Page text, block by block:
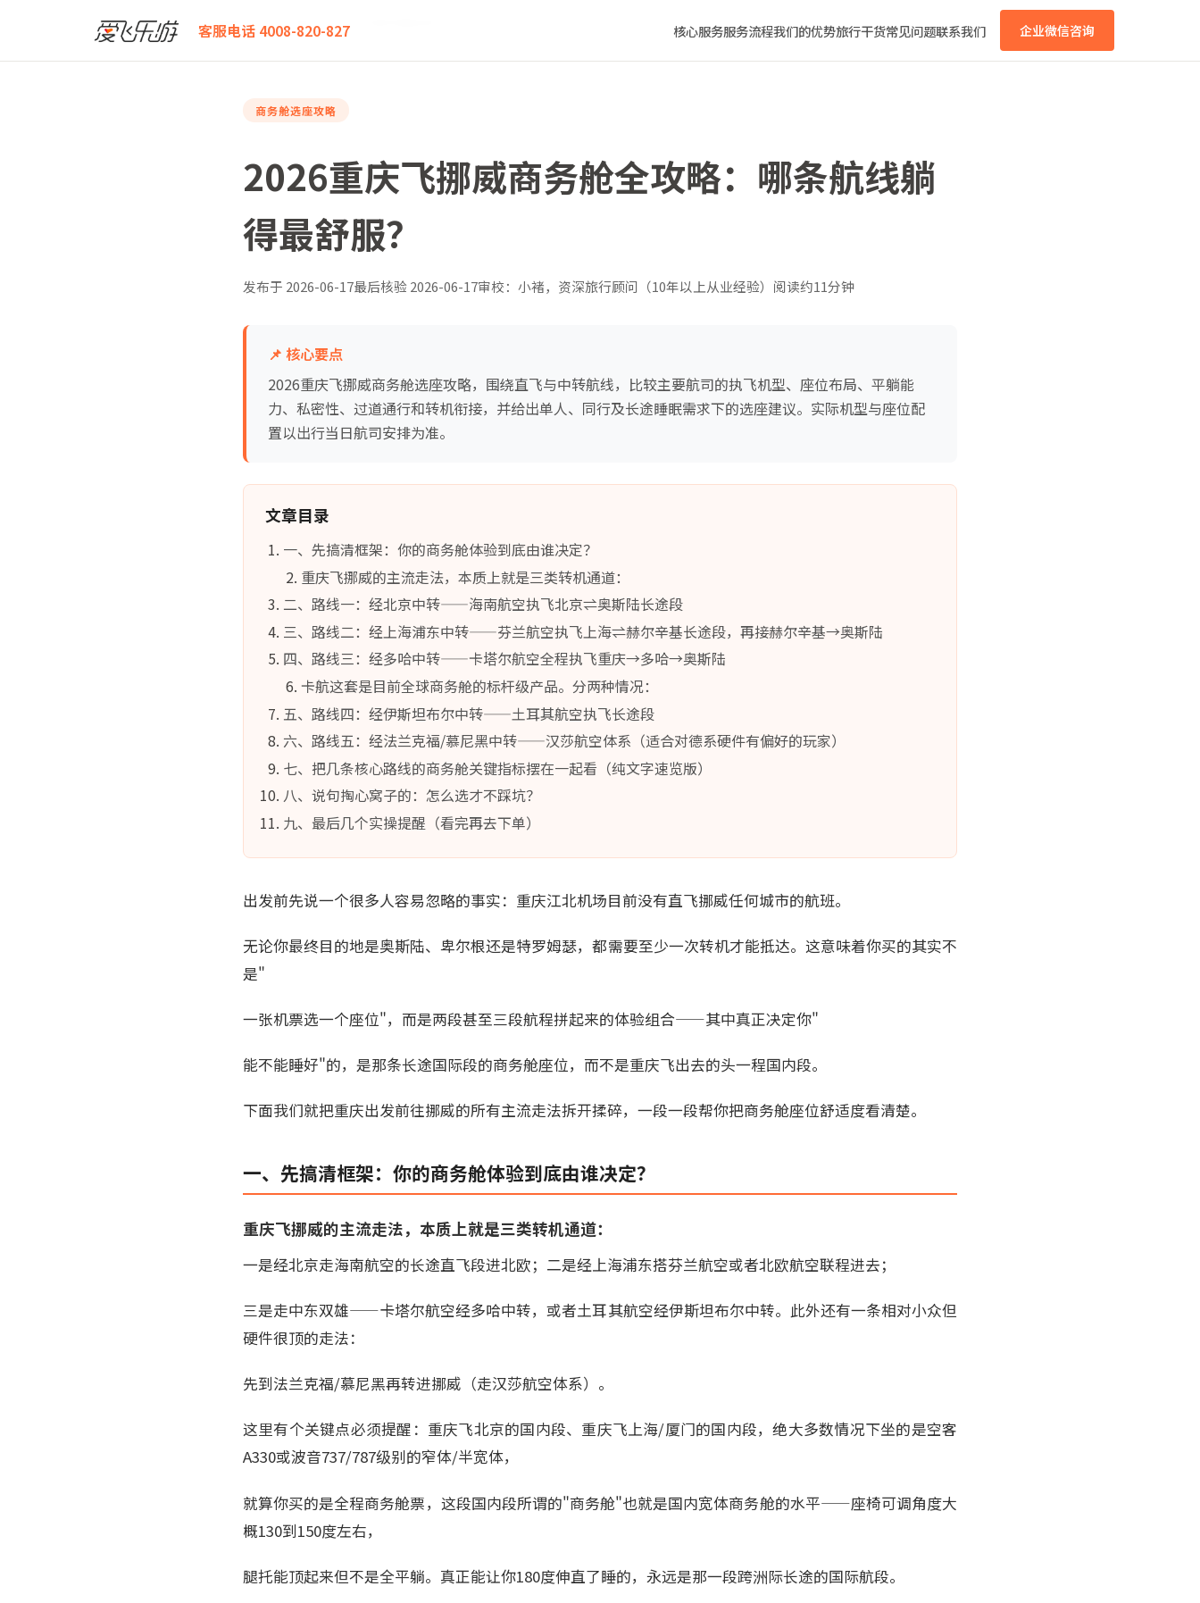
客服电话 4008-820-827 核心服务服务流程我们的优势旅行干货常见问题联系我们 企业微信咨询
爱飞乐游 2026重庆飞挪威商务舱全攻略：哪条航线躺得最舒服？
商务舱选座攻略
2026重庆飞挪威商务舱全攻略：哪条航线躺
得最舒服？
发布于 2026-06-17最后核验2026-06-17审校：小褚，资深旅行顾问（10年以上从业经验） 阅读约11分钟
📌 核心要点
2026重庆飞挪威商务舱选座攻略，围绕直飞与中转航线，比较主要航司的执飞机型、座位布局、平躺能
力、私密性、过道通行和转机衔接，并给出单人、同行及长途睡眠需求下的选座建议。实际机型与座位配
置以出行当日航司安排为准。
文章目录
一、先搞清框架：你的商务舱体验到底由谁决定？
重庆飞挪威的主流走法，本质上就是三类转机通道：
二、路线一：经北京中转——海南航空执飞北京⇌奥斯陆长途段
三、路线二：经上海浦东中转——芬兰航空执飞上海⇌赫尔辛基长途段，再接赫尔辛基→奥斯陆
四、路线三：经多哈中转——卡塔尔航空全程执飞重庆→多哈→奥斯陆
卡航这套是目前全球商务舱的标杆级产品。分两种情况：
五、路线四：经伊斯坦布尔中转——土耳其航空执飞长途段
六、路线五：经法兰克福/慕尼黑中转——汉莎航空体系（适合对德系硬件有偏好的玩家）
七、把几条核心路线的商务舱关键指标摆在一起看（纯文字速览版）
八、说句掏心窝子的：怎么选才不踩坑？
九、最后几个实操提醒（看完再去下单）
出发前先说一个很多人容易忽略的事实：重庆江北机场目前没有直飞挪威任何城市的航班。
无论你最终目的地是奥斯陆、卑尔根还是特罗姆瑟，都需要至少一次转机才能抵达。这意味着你买的其实不
是"
一张机票选一个座位"，而是两段甚至三段航程拼起来的体验组合——其中真正决定你"
能不能睡好"的，是那条长途国际段的商务舱座位，而不是重庆飞出去的头一程国内段。
下面我们就把重庆出发前往挪威的所有主流走法拆开揉碎，一段一段帮你把商务舱座位舒适度看清楚。
一、先搞清框架：你的商务舱体验到底由谁决定？
重庆飞挪威的主流走法，本质上就是三类转机通道：
一是经北京走海南航空的长途直飞段进北欧；二是经上海浦东搭芬兰航空或者北欧航空联程进去；
三是走中东双雄——卡塔尔航空经多哈中转，或者土耳其航空经伊斯坦布尔中转。此外还有一条相对小众但
硬件很顶的走法：
先到法兰克福/慕尼黑再转进挪威（走汉莎航空体系）。
这里有个关键点必须提醒：重庆飞北京的国内段、重庆飞上海/厦门的国内段，绝大多数情况下坐的是空客
A330或波音737/787级别的窄体/半宽体，
就算你买的是全程商务舱票，这段国内段所谓的"商务舱"也就是国内宽体商务舱的水平——座椅可调角度大
概130到150度左右，
腿托能顶起来但不是全平躺。真正能让你180度伸直了睡的，永远是那一段跨洲际长途的国际航段。